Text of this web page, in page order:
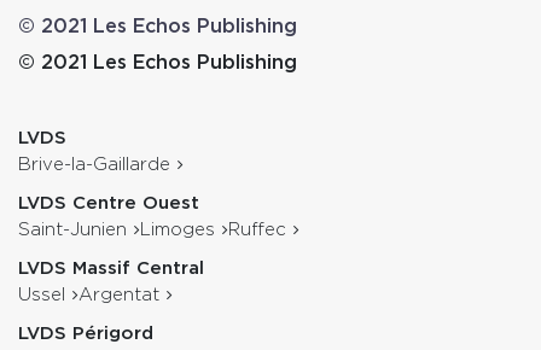
© 2021 Les Echos Publishing
© 2021 Les Echos Publishing
LVDS
Brive-la-Gaillarde
LVDS Centre Ouest
Saint-Junien
Limoges Ruffec
LVDS Massif Central
Ussel
Argentat
LVDS Périgord